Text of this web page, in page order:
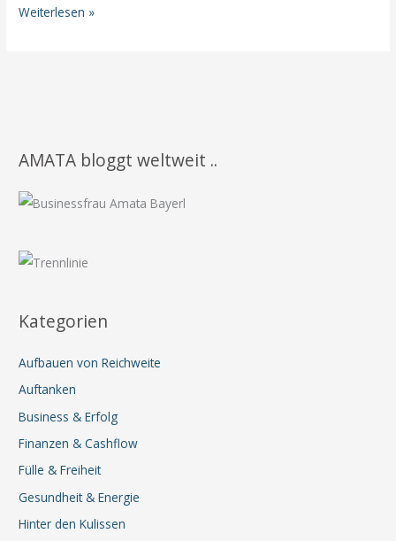
Überprüfe
Weiterlesen »
AMATA bloggt weltweit ..
Kategorien
Aufbauen von Reichweite
Auftanken
Business & Erfolg
Finanzen & Cashflow
Fülle & Freiheit
Gesundheit & Energie
Hinter den Kulissen